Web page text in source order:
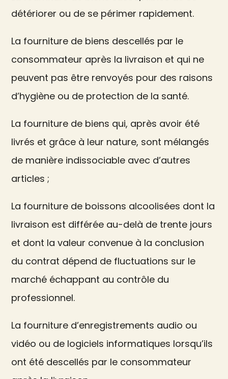
détériorer ou de se périmer rapidement.
La fourniture de biens descellés par le
consommateur après la livraison et qui ne
peuvent pas être renvoyés pour des raisons
d’hygiène ou de protection de la santé.
La fourniture de biens qui, après avoir été
livrés et grâce à leur nature, sont mélangés
de manière indissociable avec d’autres
articles ;
La fourniture de boissons alcoolisées dont la
livraison est différée au-delà de trente jours
et dont la valeur convenue à la conclusion
du contrat dépend de fluctuations sur le
marché échappant au contrôle du
professionnel.
La fourniture d’enregistrements audio ou
vidéo ou de logiciels informatiques lorsqu’ils
ont été descellés par le consommateur